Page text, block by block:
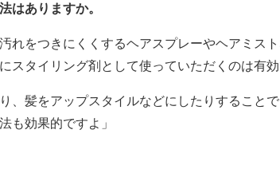
はありますか。
れをつきにくくするヘアスプレーやヘアミス
スタイリング剤として使っていただくのは有効
、髪をアップスタイルなどにしたりすること
も効果的ですよ」